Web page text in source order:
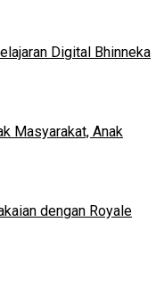
Digital Bhinneka
Masyarakat, Anak
dengan Royale